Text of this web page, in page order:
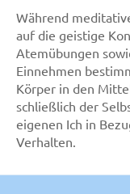
Während
auf die geistige
Atemübungen
Einnehmen
Körper in den
schließlich der
eigenen Ich in
Verhalten.